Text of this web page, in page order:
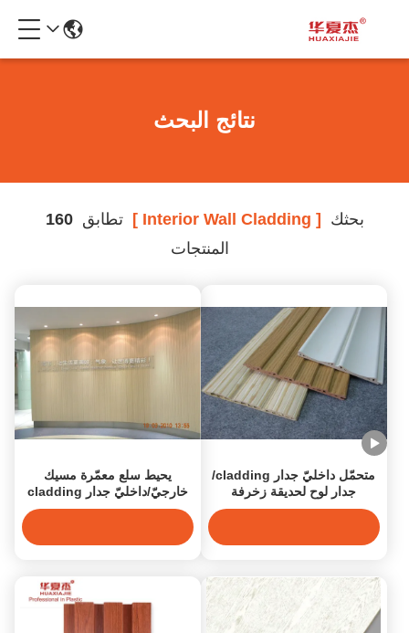
نتائج البحث
بحثك [ Interior Wall Cladding ] تطابق160
المنتجات
متحمّل داخليّ جدار cladding/
جدار لوح لحديقة زخرفة
يحيط سلع معمّرة مسيك
خارجيّ/داخليّ جدار cladding
لمنتجع مياه استشفائيّة